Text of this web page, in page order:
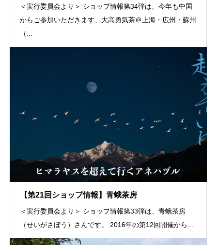
＜実行委員会より＞ ショップ情報第34弾は、今年も中国
からご参加いただきます、大高勇気茶＠上海・広州・蘇州
（...
【第21回ショップ情報】青蛾茶房
＜実行委員会より＞ ショップ情報第33弾は、青蛾茶房
（せいがさぼう）さんです。 2016年の第12回開催から...